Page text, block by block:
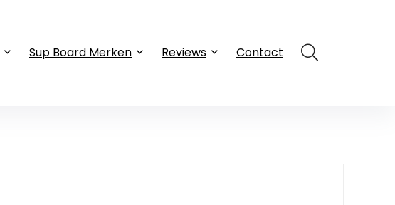
Sup Board Merken Reviews Contact